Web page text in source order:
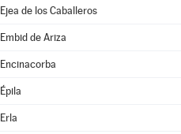
Ejea de los Caballeros
Embid de Ariza
Encinacorba
Épila
Erla